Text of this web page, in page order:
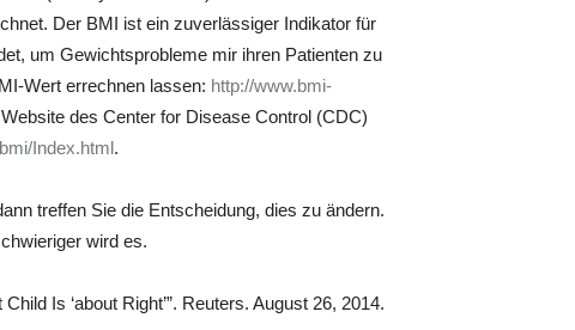
Der BMI ist ein zuverlässiger Indikator für
um Gewichtsprobleme mir ihren Patienten zu
Wert errechnen lassen: http://www.bmi-
des Center for Disease Control (CDC)
Index.html.
treffen Sie die Entscheidung, dies zu ändern.
wird es.
Is ‘about Right’”. Reuters. August 26, 2014.